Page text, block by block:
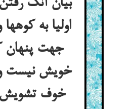
بیان آنک رفتن
اولیا به کوهها
جهت پنهان
خویش نیست
خوف